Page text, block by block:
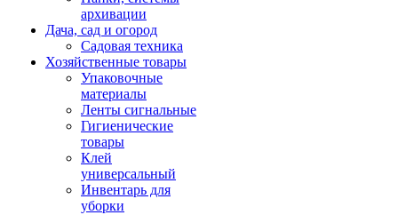
архивации
Дача, сад и огород
Садовая техника
Хозяйственные товары
Упаковочные
материалы
Ленты сигнальные
Гигиенические
товары
Клей
универсальный
Инвентарь для
уборки